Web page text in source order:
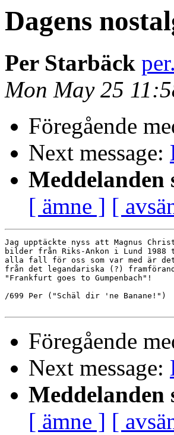
Dagens
Per Starbäck
Mon May 25
Föregående
Next message:
Meddelanden
[ ämne ] [
Jag upptäckte nyss att Magnus
bilder från Riks-Ankon i Lund 1988
alla fall för oss som var med är
från det legandariska (?)
"Frankfurt goes to Gumpenbach"!
/699 Per ("Schäl dir 'ne Banane!")
Föregående
Next message:
Meddelanden
[ ämne ] [